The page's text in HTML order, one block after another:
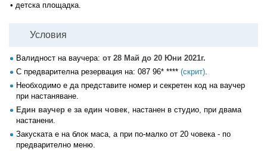
• детска площадка.
Условия
Валидност на ваучера: от 28 Май до 20 Юни 2021г.
С предварителна резервация на: 087 96* **** (скрит).
Необходимо е да представите номер и секретен код на ваучер
при настаняване.
Един ваучер е за един човек, настанен в студио, при двама
настанени.
Закуската е на блок маса, а при по-малко от 20 човека - по
предварително меню.